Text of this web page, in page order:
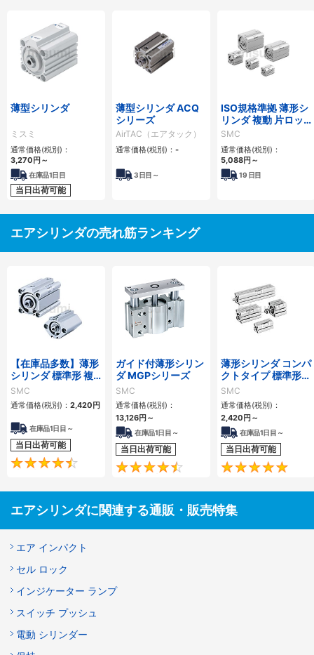
薄型シリンダ
ミスミ
通常価格(税別)：
3,270 円 ～
在庫品1日目
当日出荷可能
薄型シリンダ ACQ
シリーズ
AirTAC（エアタック）
通常価格(税別)： -
3日目～
ISO規格準拠 薄形シ
リンダ 複動 片ロッ
ド C55シリーズ
SMC
通常価格(税別)：
5,088円 ～
19 日目
エアシリンダの売れ筋ランキング
【在庫品多数】薄形
シリンダ 標準形 複
動・片ロッド CQ2
シリーズ
SMC
通常価格(税別)： 2,420 円
在庫品1日目～
当日出荷可能
4.5
ガイド付薄形シリン
ダ MGPシリーズ
SMC
通常価格(税別)：
13,126円 ～
在庫品1日目～
当日出荷可能
4.6
薄形シリンダ コンパ
クトタイプ 標準形
複動 片ロッド CQS
シリーズ
SMC
通常価格(税別)：
2,420 円 ～
在庫品1日目～
当日出荷可能
エアシリンダに関連する通販・販売特集
エア インパクト
セル ロック
インジケーター ランプ
スイッチ プッシュ
電動 シリンダー